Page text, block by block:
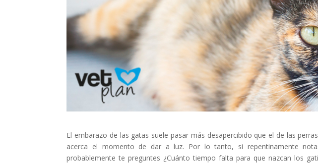
El embarazo de las gatas suele pasar más desapercibido que el de las
acerca el momento de dar a luz. Por lo tanto, si repentinamente
probablemente te preguntes ¿Cuánto tiempo falta para que nazcan los